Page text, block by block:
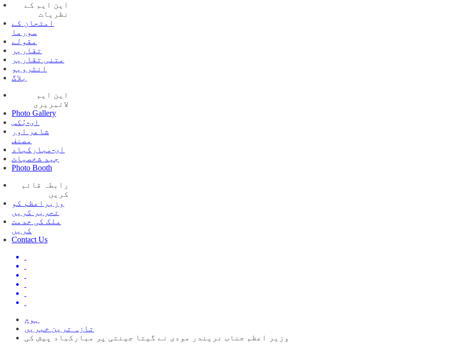
این ایم کے
نظریات
امتحان کے
سورما
مقولے
تقاریر
متنی تقاریر
انٹرویو
بلاگ
این ایم
لائبریری
Photo Gallery
ای-بُکس
شاعر اور
مصنف
ای-مبارکباد
جید شخصیات
Photo Booth
رابطہ قائم
کریں
وزیراعظم کو
تحریر کریں
ملک کی خدمت
کریں
Contact Us
ہوم
تازہ ترین خبریں
وزیر اعظم جناب نریندر مودی نے گیتا جینتی پر مبارکباد پیش کی